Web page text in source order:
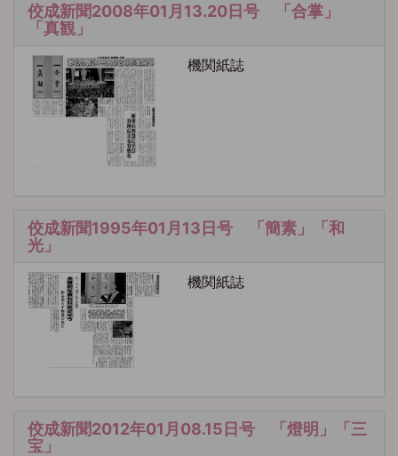
佼成新聞2008年01月13.20日号 「合掌」
「真観」
機関紙誌
佼成新聞1995年01月13日号 「簡素」「和
光」
機関紙誌
佼成新聞2012年01月08.15日号 「燈明」「三
宝」